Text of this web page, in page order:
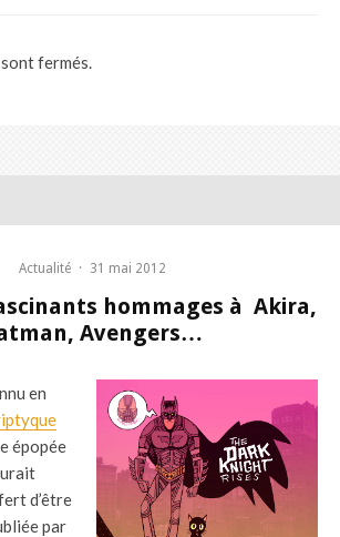
fermés.
Actualité · 31 mai 2012
hommages à Akira,
Avengers…
en
épopée
d’être
par